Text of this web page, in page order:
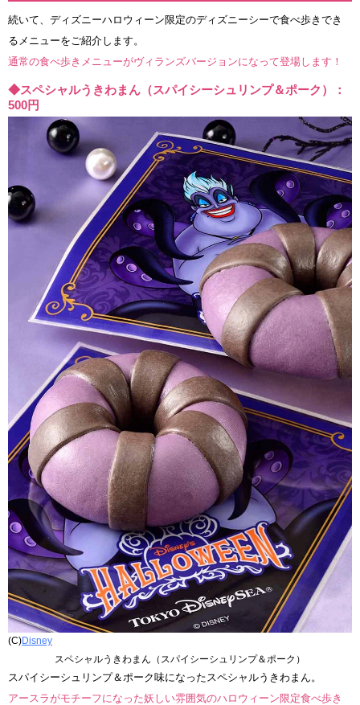
続いて、ディズニーハロウィーン限定のディズニーシーで食べ歩きでき
るメニューをご紹介します。
通常の食べ歩きメニューがヴィランズバージョンになって登場します！
◆スペシャルうきわまん（スパイシーシュリンプ＆ポーク）：
500円
(C)Disney
スペシャルうきわまん（スパイシーシュリンプ＆ポーク）
スパイシーシュリンプ＆ポーク味になったスペシャルうきわまん。
アースラがモチーフになった妖しい雰囲気のハロウィーン限定食べ歩き